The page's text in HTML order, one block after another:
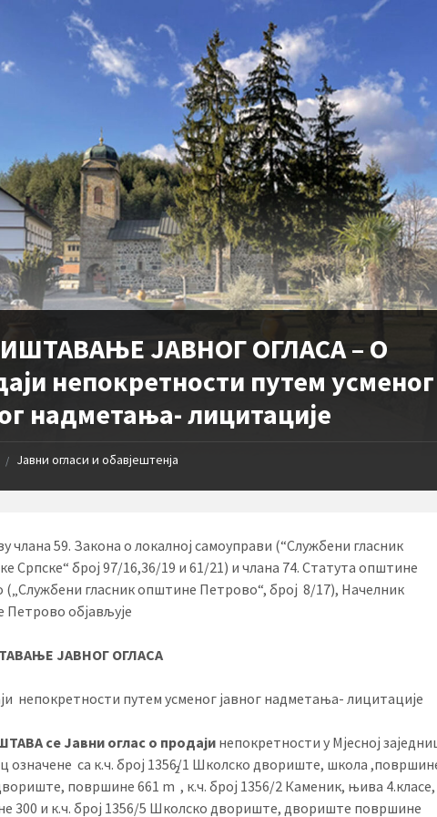
ЈАВНОГ ОГЛАСА – О
непокретности путем усменог
надметања- лицитације
/ Јавни огласи и обавјештенја
члана 59. Закона о локалној самоуправи (“Службени гласник
Српске“ број 97/16,36/19 и 61/21) и члана 74. Статута општине
(„Службени гласник општине Петрово“, број 8/17), Начелник
објављује
ЈАВНОГ ОГЛАСА
непокретности путем усменог јавног надметања- лицитације
се Јавни оглас о продаји непокретности у Мјесној
означене са к.ч. број 1356/1 Школско двориште, школа
површине 661 m
2
, к.ч. број 1356/2 Каменик, њива 4.класе,
300 и к.ч. број 1356/5 Школско двориште, двориште површине